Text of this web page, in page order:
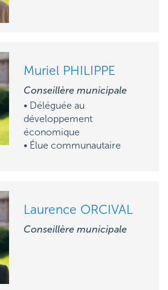
Muriel PHILIPPE
Conseillère municipale
• Déléguée au
développement
économique
• Élue communautaire
Laurence ORCIVAL
Conseillère municipale